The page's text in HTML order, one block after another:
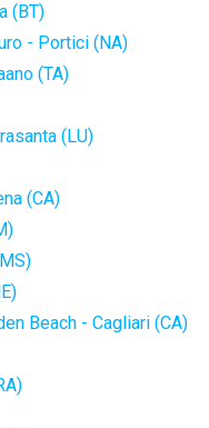
(BT)
- Portici (NA)
(TA)
(LU)
(CA)
Beach - Cagliari (CA)